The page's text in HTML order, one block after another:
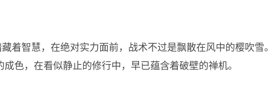
着智慧，在绝对实力面前，战术不过是飘散在风中的樱吹雪。
色，在看似静止的修行中，早已蕴含着破壁的禅机。